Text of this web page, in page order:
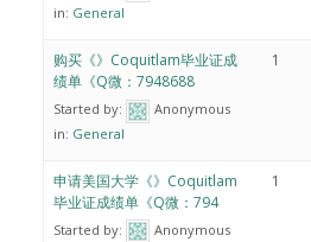
in: General
购买《》Coquitlam毕业证成
绩单《Q微：7948688
Started by:
Anonymous
in: General
1
申请美国大学《》Coquitlam
毕业证成绩单《Q微：794
Started by:
Anonymous
1